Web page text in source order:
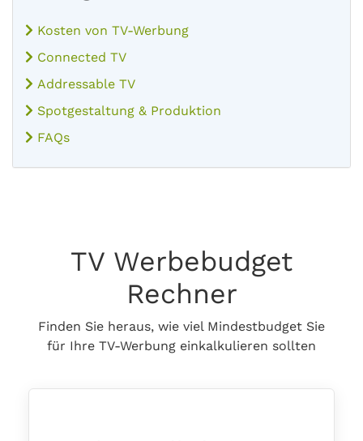
Kosten von TV-Werbung
Connected TV
Addressable TV
Spotgestaltung & Produktion
FAQs
TV Werbebudget
Rechner
Finden Sie heraus, wie viel Mindestbudget Sie
für Ihre TV-Werbung einkalkulieren sollten